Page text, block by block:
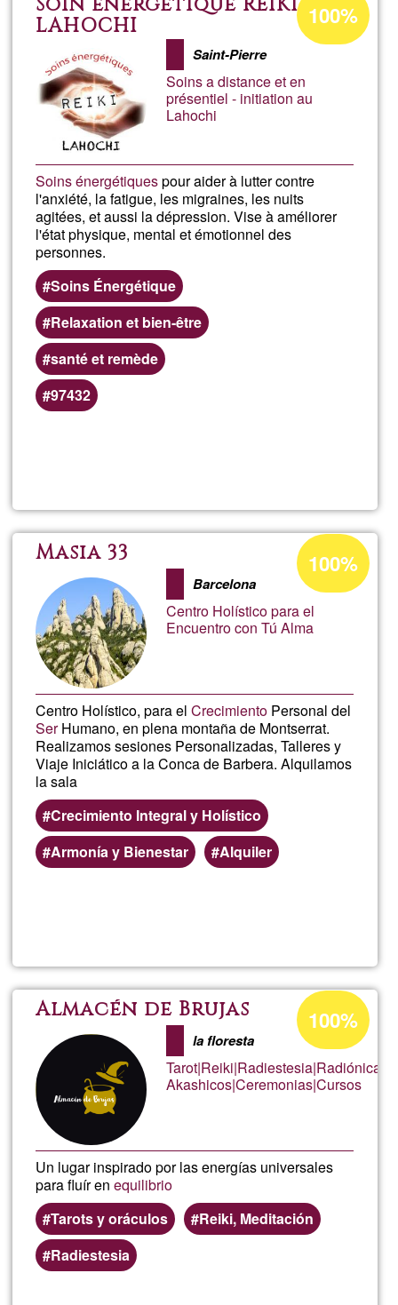
LAHOCHI
Saint-Pierre
Soins a distance et en
présentiel - initiation au
Lahochi
Soins énergétiquespour aider à lutter contre
l'anxiété, la fatigue, les migraines, les nuits
agitées, et aussi la dépression. Vise à améliorer
l'état physique, mental et émotionnel des
personnes.
Soins Énergétique
Relaxation et bien-être
santé et remède
97432
de
aceptación
G1
100%
Soin
REIKI
Masia 33
Barcelona
Centro Holístico para el
Encuentro con Tú Alma
Centro Holístico, para elCrecimiento Personal del
SerHumano, en plena montaña de Montserrat.
Realizamos sesiones Personalizadas, Talleres y
Viaje Iniciático a la Conca de Barbera. Alquilamos
la sala
Crecimiento Integral y Holístico
Armonía y Bienestar
Alquiler
Porcentaje
de
aceptación
de
100%
Masia
33
Almacén de Brujas
la floresta
Akashicos|Ceremonias|Cursos
Un lugar inspirado por las energías universales
para fluír enequilibrio
Tarots y oráculos
Reiki, Meditación
Radiestesia
Porcentaje
de
aceptación
de
100%